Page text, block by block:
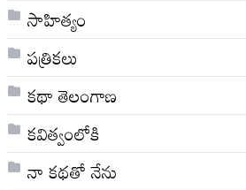
సాహిత్యం
పత్రికలు
కథా తెలంగాణ
కవిత్వంలోకి
నా క‌థ‌తో నేను